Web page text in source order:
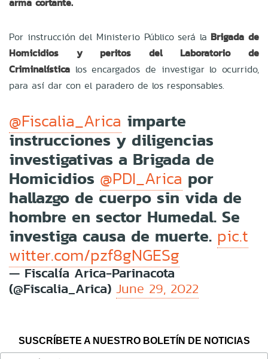
Por instrucción del Ministerio Público será la Brigada de
Homicidios y peritos del Laboratorio de
Criminalística los encargados de investigar lo ocurrido,
para así dar con el paradero de los responsables.
@Fiscalia_Arica imparte
instrucciones y diligencias
investigativas a Brigada de
Homicidios @PDI_Arica por
hallazgo de cuerpo sin vida de
hombre en sector Humedal. Se
investiga causa de muerte. pic.t
witter.com/pzf8gNGESg
— Fiscalía Arica-Parinacota
(@Fiscalia_Arica) June 29, 2022
SUSCRÍBETE A NUESTRO BOLETÍN DE NOTICIAS